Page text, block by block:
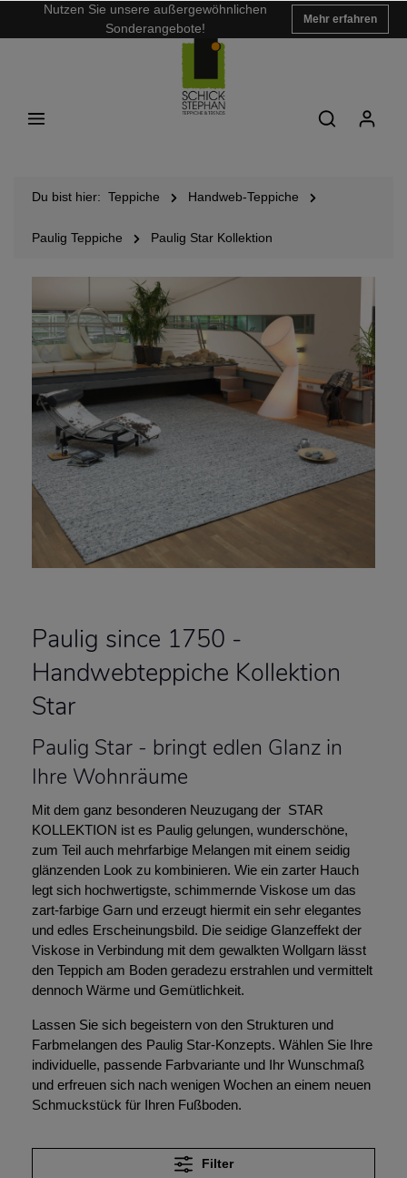
Nutzen Sie unsere außergewöhnlichen
Sonderangebote!
Mehr erfahren
Du bist hier: Teppiche Handweb-Teppiche
Paulig Teppiche Paulig Star Kollektion
Paulig since 1750 -
Handwebteppiche Kollektion
Star
Paulig Star - bringt edlen Glanz in
Ihre Wohnräume
Mit dem ganz besonderen Neuzugang der STAR
KOLLEKTION ist es Paulig gelungen, wunderschöne,
zum Teil auch mehrfarbige Melangen mit einem seidig
glänzenden Look zu kombinieren. Wie ein zarter Hauch
legt sich hochwertigste, schimmernde Viskose um das
zart-farbige Garn und erzeugt hiermit ein sehr elegantes
und edles Erscheinungsbild. Die seidige Glanzeffekt der
Viskose in Verbindung mit dem gewalkten Wollgarn lässt
den Teppich am Boden geradezu erstrahlen und vermittelt
dennoch Wärme und Gemütlichkeit.
Lassen Sie sich begeistern von den Strukturen und
Farbmelangen des Paulig Star-Konzepts. Wählen Sie Ihre
individuelle, passende Farbvariante und Ihr Wunschmaß
und erfreuen sich nach wenigen Wochen an einem neuen
Schmuckstück für Ihren Fußboden.
Filter